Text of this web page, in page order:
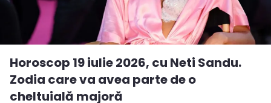
Horoscop 19 iulie 2026, cu Neti Sandu.
Zodia care va avea parte de o
cheltuială majoră